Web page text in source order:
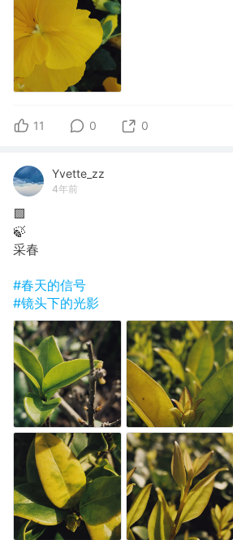
11 0 0
Yvette_zz
4年前
🟩
🍃
采春
#春天的信号
#镜头下的光影